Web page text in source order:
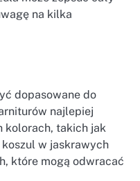
na kilka
dopasowane do
najlepiej
kolorach, takich jak
w jaskrawych
które mogą odwracać